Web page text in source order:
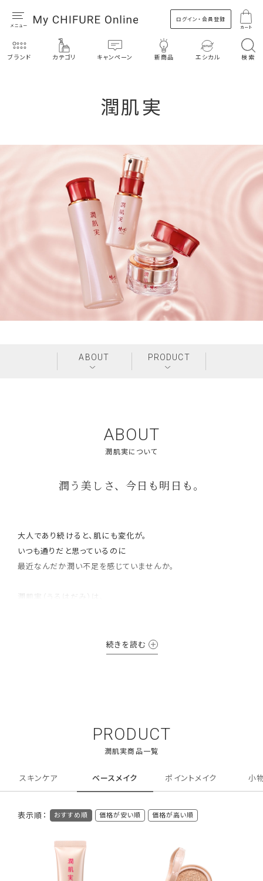
ログイン・会員登録
カート
ブランド カテゴリ キャンペーン 新商品 エシカル 検索
潤肌実
ABOUT PRODUCT
ABOUT
潤う美しさ、今日も明日も。
続きを読む
大人であり続けると、肌にも変化が。
いつも通りだと思っているのに
最近なんだか潤い不足を感じていませんか。
潤肌実（うるはだみ）は、
年齢を重ねた肌にたっぷりの潤いを与え、
スキンケアの原点「保湿」を
シンプルなステップで
PRODUCT
スキンケア ベースメイク ポイントメイク 小
表示順： おすすめ順 価格が安い順 価格が高い順